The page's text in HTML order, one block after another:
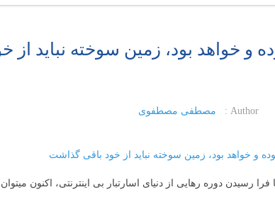
و خواهد بود، زمین سوخته نباید
Author : مصطفی مصطفوی
رسیدن دوره رهایی از دنیای اسارتبار بی اینترنتی، اکنون